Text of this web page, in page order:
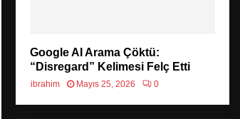
Google AI Arama Çöktü:
“Disregard” Kelimesi Felç Etti
ibrahim Mayıs 25, 2026 0